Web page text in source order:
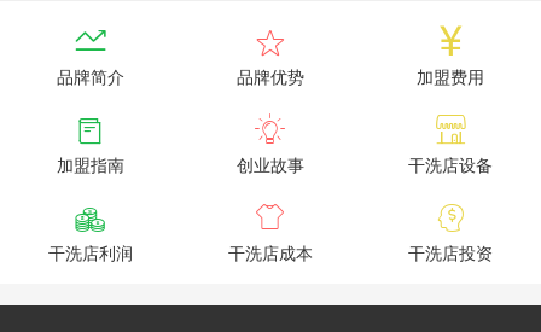

品牌简介

品牌优势

加盟费用

加盟指南

创业故事

干洗店设备

干洗店利润

干洗店成本

干洗店投资